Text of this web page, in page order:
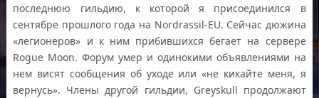
последнюю гильдию, к которой я присоединился в
сентябре прошлого года на Nordrassil-EU. Сейчас дюжина
«легионеров» и к ним прибившихся бегает на сервере
Rogue Moon. Форум умер и одинокими объявлениями на
нем висят сообщения об уходе или «не кикайте меня, я
вернусь». Члены другой гильдии, Greyskull продолжают